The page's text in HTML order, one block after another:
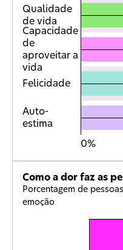
Qualidade
de vida
Capacidade
de
aproveitar a
vida
Felicidade
Auto-
estima
0%
Como a dor faz as
Porcentagem de
emoção